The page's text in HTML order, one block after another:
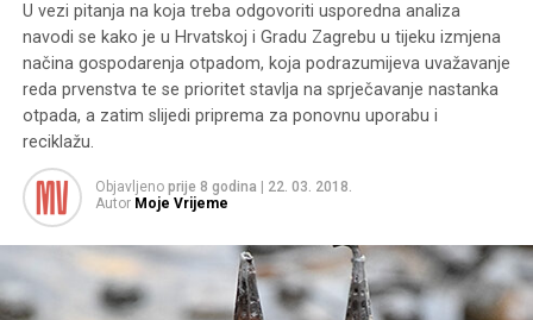
U vezi pitanja na koja treba odgovoriti usporedna analiza
navodi se kako je u Hrvatskoj i Gradu Zagrebu u tijeku izmjena
načina gospodarenja otpadom, koja podrazumijeva uvažavanje
reda prvenstva te se prioritet stavlja na sprječavanje nastanka
otpada, a zatim slijedi priprema za ponovnu uporabu i
reciklažu.
Objavljeno prije 8 godina
22. 03. 2018.
Autor Moje Vrijeme